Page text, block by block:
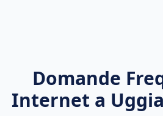
Domande
Internet a